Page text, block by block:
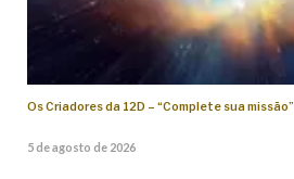
Os Criadores da 12D – “Complete sua missão”
5 de agosto de 2026